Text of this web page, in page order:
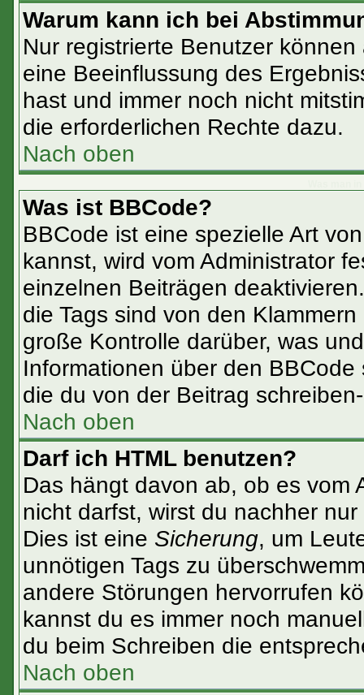
Warum kann ich bei
Nur registrierte Benutzer
eine Beeinflussung des
hast und immer noch nicht
die erforderlichen Rechte dazu.
Nach oben
Was ist BBCode?
BBCode ist eine spezielle Art
kannst, wird vom Administrator
einzelnen Beiträgen
die Tags sind von den
große Kontrolle darüber, was
Informationen über den
die du von der Beitrag
Nach oben
Darf ich HTML benutzen?
Das hängt davon ab, ob es vom
nicht darfst, wirst du nachher
Dies ist eine Sicherung, um
unnötigen Tags zu
andere Störungen hervorrufen
kannst du es immer noch
du beim Schreiben die
Nach oben